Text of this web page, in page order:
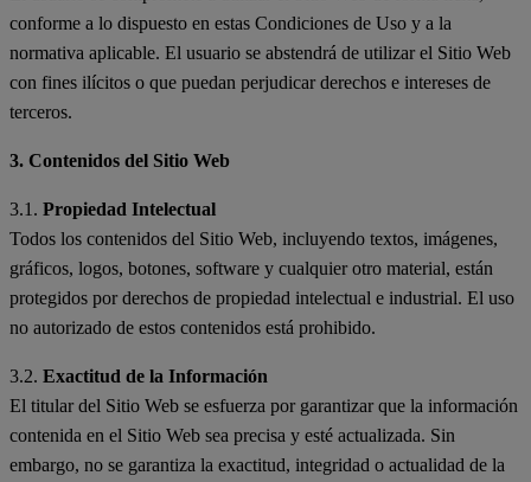
conforme a lo dispuesto en estas Condiciones de Uso y a la
normativa aplicable. El usuario se abstendrá de utilizar el Sitio Web
con fines ilícitos o que puedan perjudicar derechos e intereses de
terceros.
3. Contenidos del Sitio Web
3.1. Propiedad Intelectual
Todos los contenidos del Sitio Web, incluyendo textos, imágenes,
gráficos, logos, botones, software y cualquier otro material, están
protegidos por derechos de propiedad intelectual e industrial. El uso
no autorizado de estos contenidos está prohibido.
3.2. Exactitud de la Información
El titular del Sitio Web se esfuerza por garantizar que la información
contenida en el Sitio Web sea precisa y esté actualizada. Sin
embargo, no se garantiza la exactitud, integridad o actualidad de la